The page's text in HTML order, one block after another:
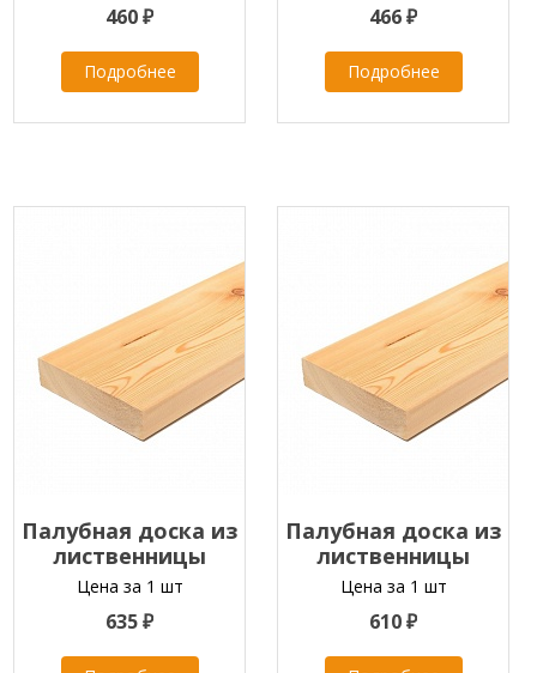
460 ₽
Подробнее
466 ₽
Подробнее
Палубная доска из
лиственницы
35х120х2000-4000 мм
класс ЭКСТРА
Цена за 1 шт
635 ₽
Палубная доска из
лиственницы
35х120х2000-4000 мм
класс С
Цена за 1 шт
610 ₽